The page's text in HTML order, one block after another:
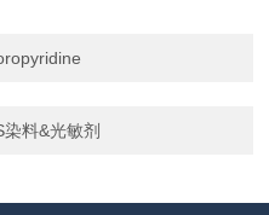
料&光敏剂